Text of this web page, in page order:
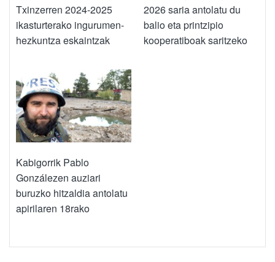
Txinzerren 2024-2025
ikasturterako ingurumen-
hezkuntza eskaintzak
2026 saria antolatu du
balio eta printzipio
kooperatiboak saritzeko
Kabigorrik Pablo
Gonzálezen auziari
buruzko hitzaldia antolatu
apirilaren 18rako